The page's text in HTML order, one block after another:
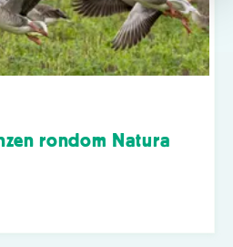
rondom Natura